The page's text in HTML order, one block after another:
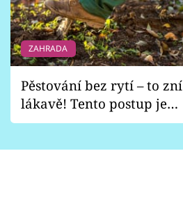
ZAHRADA
Pěstování bez rytí – to zní
lákavě! Tento postup je
vhodný jen pro některé